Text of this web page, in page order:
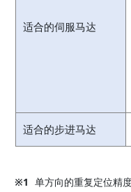
适合的伺服马达
适合的步进马达
※1 单方向的重复定位精